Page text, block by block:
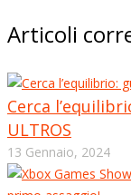
Articoli
Cerca
ULTROS
13 Gennaio, 2024